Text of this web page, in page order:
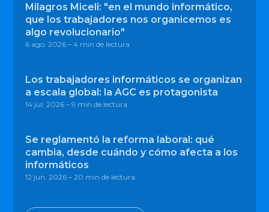
Milagros Miceli: "en el mundo informático,
que los trabajadores nos organicemos es
algo revolucionario"
6 ago. 2026 – 4 min de lectura
Los trabajadores informáticos se organizan
a escala global: la AGC es protagonista
14 jul. 2026 – 9 min de lectura
Se reglamentó la reforma laboral: qué
cambia, desde cuándo y cómo afecta a los
informáticos
12 jun. 2026 – 20 min de lectura